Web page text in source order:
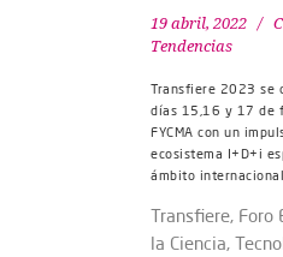
19 abril, 2022
Tendencias
Transfiere 2023 se
días 15,16 y 17 de
FYCMA con un
ecosistema I+D+i
ámbito internacional
Transfiere, Foro
la Ciencia,